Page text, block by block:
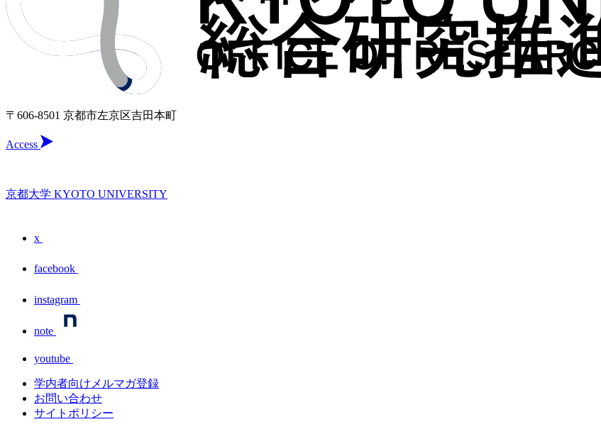
〒606-8501 京都市左京区吉田本町
Access
京都大学 KYOTO UNIVERSITY
x
facebook
instagram
note
youtube
学内者向けメルマガ登録
お問い合わせ
サイトポリシー